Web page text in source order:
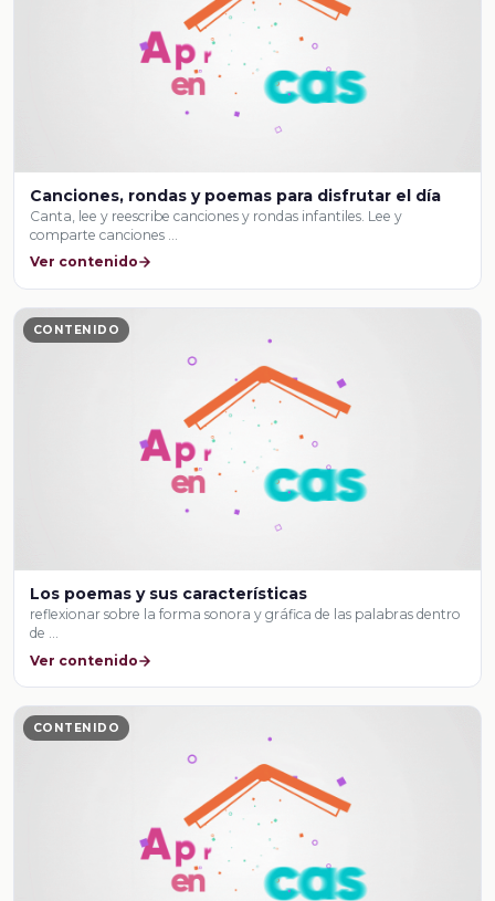
Canciones, rondas y poemas para disfrutar el día
Canta, lee y reescribe canciones y rondas infantiles. Lee y
comparte canciones …
Ver contenido
CONTENIDO
Los poemas y sus características
reflexionar sobre la forma sonora y gráfica de las palabras dentro
de …
Ver contenido
CONTENIDO